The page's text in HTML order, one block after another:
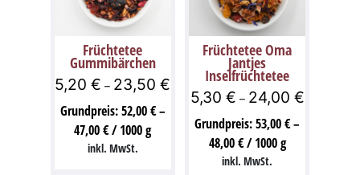
Früchtetee
Gummibärchen
5,20€ – 23,50€
Grundpreis:52,00€–
47,00€/1000g
inkl. MwSt.
Früchtetee Oma
Jantjes
Inselfrüchtetee
5,30 € – 24,00 €
Grundpreis:53,00€–
48,00€/1000g
inkl. MwSt.